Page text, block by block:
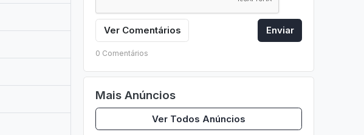
Ver Comentários Enviar
0 Comentários
Mais Anúncios
Ver Todos Anúncios